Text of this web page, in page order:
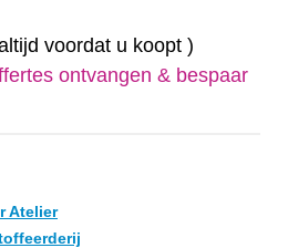
voordat u koopt )
ontvangen & bespaar
Atelier